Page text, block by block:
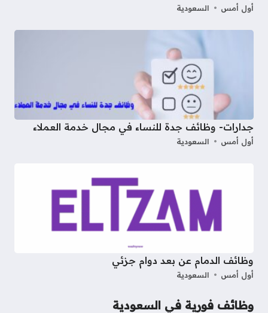
أول أمس السعودية
جدارات- وظائف جدة للنساء في مجال خدمة العملاء
أول أمس السعودية
وظائف الدمام عن بعد دوام جزئي
أول أمس السعودية
وظائف فورية في السعودية